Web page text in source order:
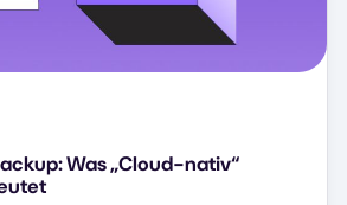
Was „Cloud-nativ“